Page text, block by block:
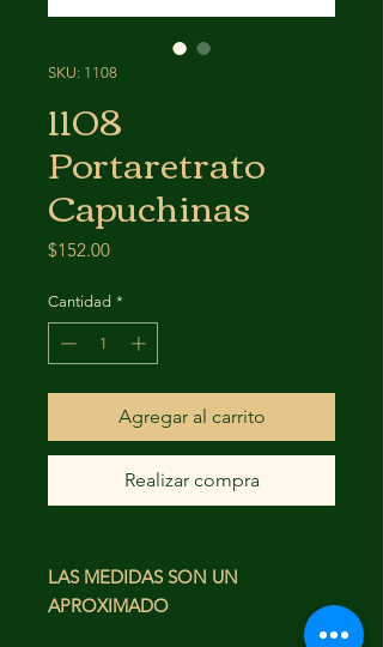
SKU: 1108
1108
Portaretrato
Capuchinas
$152.00Precio
Cantidad *
Agregar al carrito
Realizar compra
LAS MEDIDAS SON UN
APROXIMADO